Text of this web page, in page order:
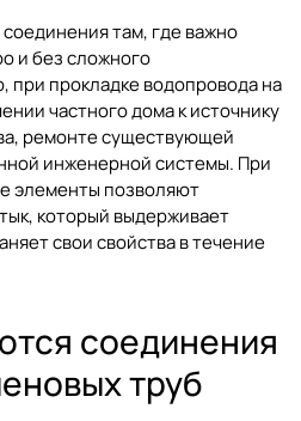
там, где важно
и без сложного
при прокладке водопровода на
частного дома к источнику
ремонте существующей
инженерной системы. При
элементы позволяют
который выдерживает
свои свойства в течение
соединения
труб